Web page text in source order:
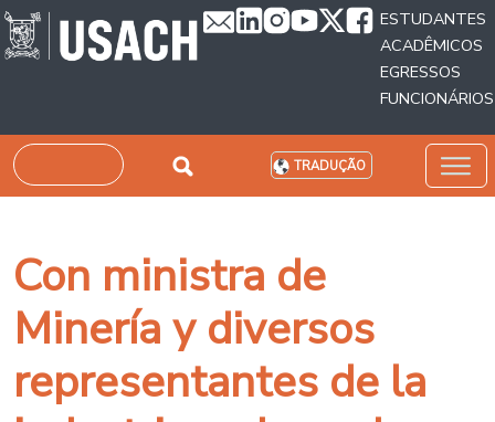
Passar para o conteúdo principal
ESTUDANTES
ACADÊMICOS
EGRESSOS
FUNCIONÁRIOS
Pesquisar TRADUÇÃO
Con ministra de
Minería y diversos
representantes de la